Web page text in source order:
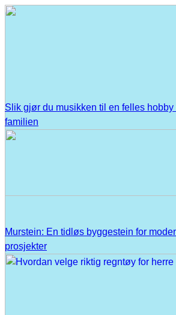
Slik gjør du musikken til en felles
familien
Murstein: En tidløs byggestein for
prosjekter